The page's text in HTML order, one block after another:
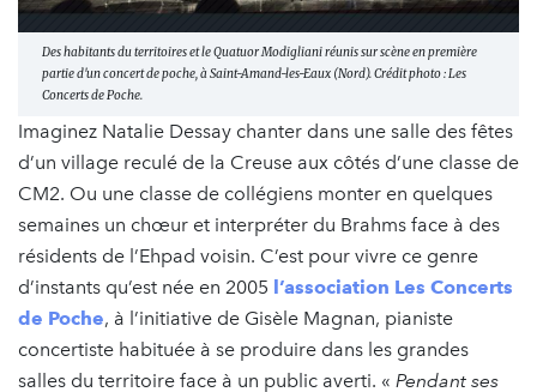
Des habitants du territoires et le Quatuor Modigliani réunis sur scène en première
partie d'un concert de poche, à Saint-Amand-les-Eaux (Nord). Crédit photo : Les
Concerts de Poche.
Imaginez Natalie Dessay chanter dans une salle des fêtes
d’un village reculé de la Creuse aux côtés d’une classe de
CM2. Ou une classe de collégiens monter en quelques
semaines un chœur et interpréter du Brahms face à des
résidents de l’Ehpad voisin. C’est pour vivre ce genre
d’instants qu’est née en 2005 l’association Les Concerts
de Poche, à l’initiative de Gisèle Magnan, pianiste
concertiste habituée à se produire dans les grandes
salles du territoire face à un public averti. « Pendant ses